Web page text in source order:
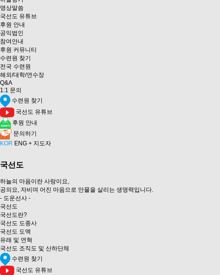
명상말씀
국선도 유튜브
후원 안내
공익법인
참여안내
후원 커뮤니티
수련원 찾기
전국 수련원
해외/대학/연수장
Q&A
1:1 문의
수련원 찾기
국선도 유튜브
후원 안내
문의하기
KOR ENG + 지도자
국선도
하늘의 마음이란 사랑이요,
공의요, 자비며 어진 마음으로 만물을 살리는 생명력입니다.
- 도운선사 -
국선도
국선도란?
국선도 도종사
국선도 도맥
유래 및 연혁
국선도 조직도 및 산하단체
수련원 찾기
국선도 유튜브